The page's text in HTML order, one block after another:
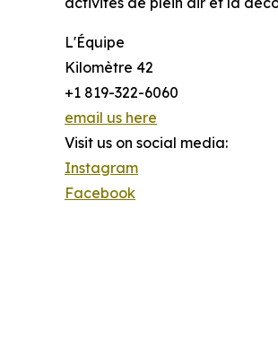
L'Équipe
Kilomètre 42
+1 819-322-6060
email us here
Visit us on social media:
Instagram
Facebook